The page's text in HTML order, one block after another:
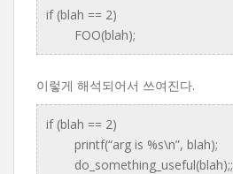
if (blah == 2)
FOO(blah);
이렇게 해석되어서 쓰여진다.
if (blah == 2)
printf(“arg is %s\n”, blah);
do_something_useful(blah);;